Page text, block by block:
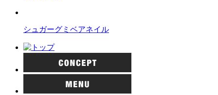
シュガーグミベアネイル